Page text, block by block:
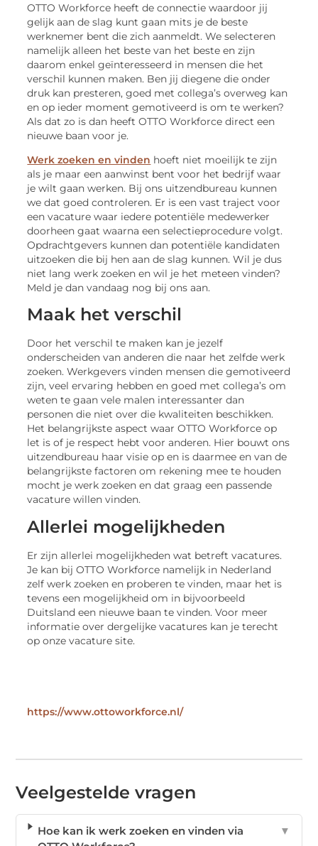
OTTO Workforce heeft de connectie waardoor jij
gelijk aan de slag kunt gaan mits je de beste
werknemer bent die zich aanmeldt. We selecteren
namelijk alleen het beste van het beste en zijn
daarom enkel geïnteresseerd in mensen die het
verschil kunnen maken. Ben jij diegene die onder
druk kan presteren, goed met collega’s overweg kan
en op ieder moment gemotiveerd is om te werken?
Als dat zo is dan heeft OTTO Workforce direct een
nieuwe baan voor je.
Werk zoeken en vinden hoeft niet moeilijk te zijn
als je maar een aanwinst bent voor het bedrijf waar
je wilt gaan werken. Bij ons uitzendbureau kunnen
we dat goed controleren. Er is een vast traject voor
een vacature waar iedere potentiële medewerker
doorheen gaat waarna een selectieprocedure volgt.
Opdrachtgevers kunnen dan potentiële kandidaten
uitzoeken die bij hen aan de slag kunnen. Wil je dus
niet lang werk zoeken en wil je het meteen vinden?
Meld je dan vandaag nog bij ons aan.
Maak het verschil
Door het verschil te maken kan je jezelf
onderscheiden van anderen die naar het zelfde werk
zoeken. Werkgevers vinden mensen die gemotiveerd
zijn, veel ervaring hebben en goed met collega’s om
weten te gaan vele malen interessanter dan
personen die niet over die kwaliteiten beschikken.
Het belangrijkste aspect waar OTTO Workforce op
let is of je respect hebt voor anderen. Hier bouwt ons
uitzendbureau haar visie op en is daarmee en van de
belangrijkste factoren om rekening mee te houden
mocht je werk zoeken en dat graag een passende
vacature willen vinden.
Allerlei mogelijkheden
Er zijn allerlei mogelijkheden wat betreft vacatures.
Je kan bij OTTO Workforce namelijk in Nederland
zelf werk zoeken en proberen te vinden, maar het is
tevens een mogelijkheid om in bijvoorbeeld
Duitsland een nieuwe baan te vinden. Voor meer
informatie over dergelijke vacatures kan je terecht
op onze vacature site.
https://www.ottoworkforce.nl/
Veelgestelde vragen
Hoe kan ik werk zoeken en vinden via
▼